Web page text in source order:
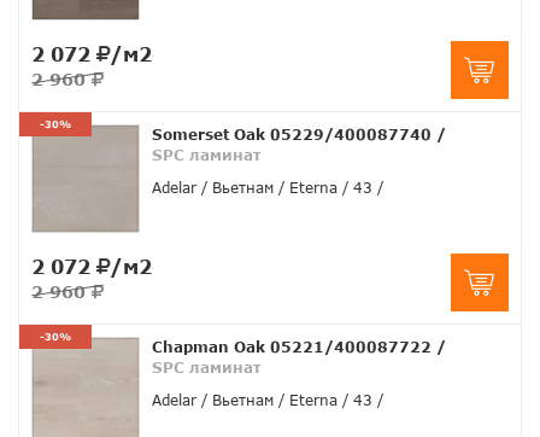
2 072 /м2
2 960
-30%
Somerset Oak 05229/400087740 /
SPC ламинат
Adelar
Вьетнам Eterna 43
2 072 /м2
2 960
-30%
Chapman Oak 05221/400087722 /
SPC ламинат
Adelar
Вьетнам Eterna 43